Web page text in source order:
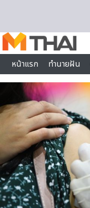
หน้าแรก
ทำนายฝัน
ไลฟ์สไตล์